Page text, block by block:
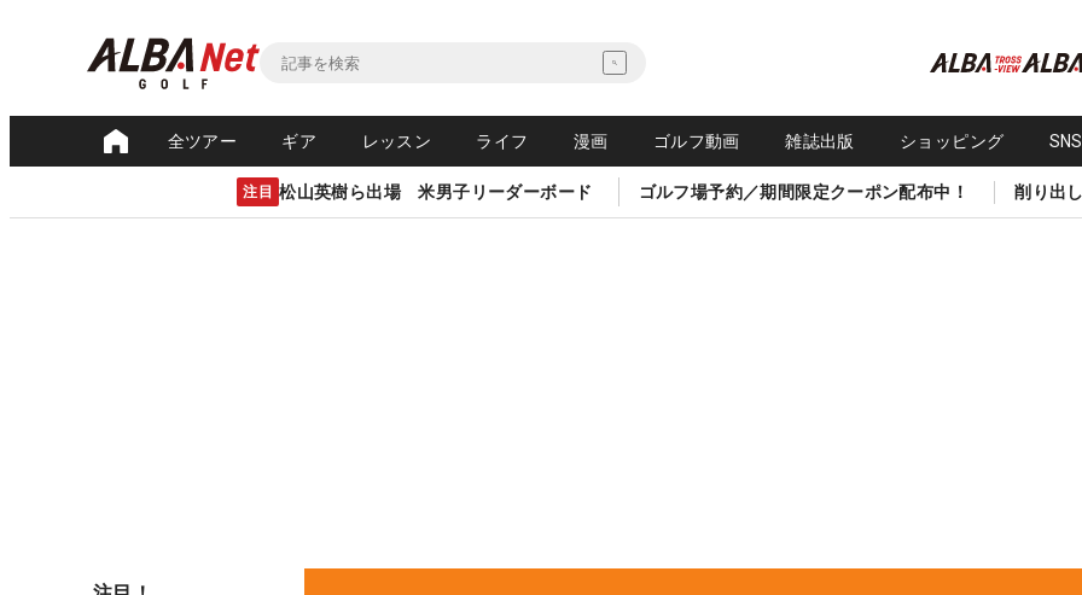
全ツアー ギア レッスン ライフ 漫画 ゴルフ動画 雑誌出版 ショッピング
注目 松山英樹ら出場 米男子リーダーボード ゴルフ場予約／期間限定クーポン配布中！ 削り出